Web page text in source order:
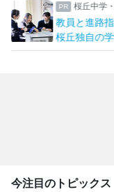
桜丘中学
教員と進路
桜丘独自の
今注目のトピックス